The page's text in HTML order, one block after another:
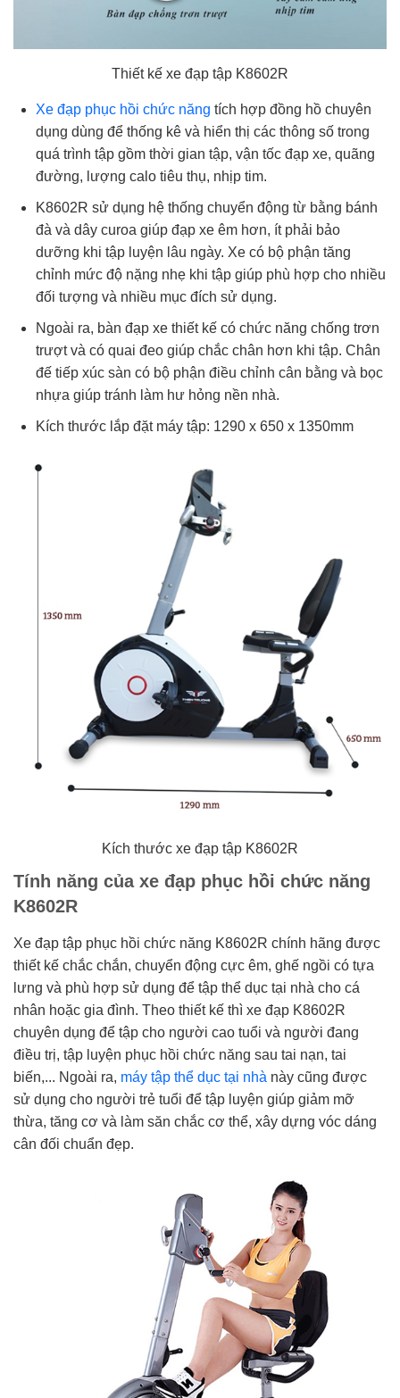
Thiết kế xe đạp tập K8602R
Xe đạp phục hồi chức năng tích hợp đồng hồ chuyên
dụng dùng để thống kê và hiển thị các thông số trong
quá trình tập gồm thời gian tập, vận tốc đạp xe, quãng
đường, lượng calo tiêu thụ, nhịp tim.
K8602R sử dụng hệ thống chuyển động từ bằng bánh
đà và dây curoa giúp đạp xe êm hơn, ít phải bảo
dưỡng khi tập luyện lâu ngày. Xe có bộ phận tăng
chỉnh mức độ nặng nhẹ khi tập giúp phù hợp cho nhiều
đối tượng và nhiều mục đích sử dụng.
Ngoài ra, bàn đạp xe thiết kế có chức năng chống trơn
trượt và có quai đeo giúp chắc chân hơn khi tập. Chân
đế tiếp xúc sàn có bộ phận điều chỉnh cân bằng và bọc
nhựa giúp tránh làm hư hỏng nền nhà.
Kích thước lắp đặt máy tập: 1290 x 650 x 1350mm
Kích thước xe đạp tập K8602R
Tính năng của xe đạp phục hồi chức năng
K8602R
Xe đạp tập phục hồi chức năng K8602R chính hãng được
thiết kế chắc chắn, chuyển động cực êm, ghế ngồi có tựa
lưng và phù hợp sử dụng để tập thể dục tại nhà cho cá
nhân hoặc gia đình. Theo thiết kế thì xe đạp K8602R
chuyên dụng để tập cho người cao tuổi và người đang
điều trị, tập luyện phục hồi chức năng sau tai nạn, tai
biến,... Ngoài ra, máy tập thể dục tại nhà này cũng được
sử dụng cho người trẻ tuổi để tập luyện giúp giảm mỡ
thừa, tăng cơ và làm săn chắc cơ thể, xây dựng vóc dáng
cân đối chuẩn đẹp.